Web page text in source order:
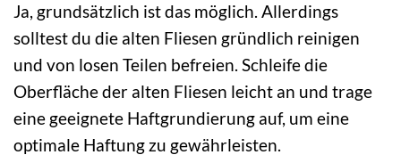
Ja, grundsätzlich ist das möglich. Allerdings
solltest du die alten Fliesen gründlich reinigen
und von losen Teilen befreien. Schleife die
Oberfläche der alten Fliesen leicht an und trage
eine geeignete Haftgrundierung auf, um eine
optimale Haftung zu gewährleisten.